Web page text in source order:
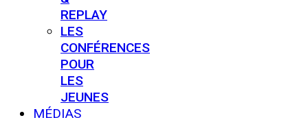
REPLAY
LES
CONFÉRENCES
POUR
LES
JEUNES
MÉDIAS